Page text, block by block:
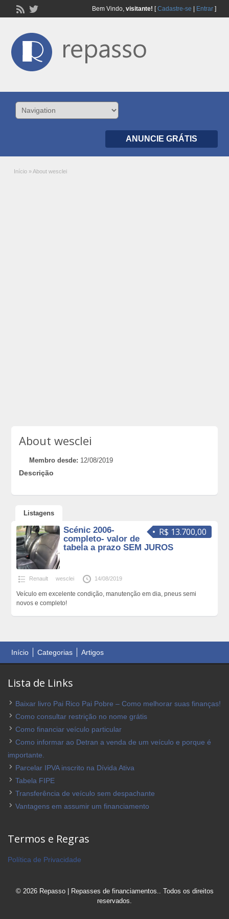
Bem Vindo, visitante! [Cadastre-se Entrar]
ANUNCIE GRÁTIS
Início » About wesclei
About wesclei
Membro desde: 12/08/2019
Descrição
Listagens
R$ 13.700,00
Scénic 2006-
completo- valor de
tabela a prazo SEM JUROS
Renault wesclei 14/08/2019
Veículo em excelente condição, manutenção em dia, pneus semi
novos e completo!
Início Categorias Artigos
Lista de Links
Baixar livro Pai Rico Pai Pobre – Como melhorar suas finanças!
Como consultar restrição no nome grátis
Como financiar veículo particular
Como informar ao Detran a venda de um veículo e porque é
importante.
Parcelar IPVA inscrito na Dívida Ativa
Tabela FIPE
Transferência de veículo sem despachante
Vantagens em assumir um financiamento
Termos e Regras
Política de Privacidade
© 2026 Repasso | Repasses de financiamentos.. Todos os direitos
reservados.